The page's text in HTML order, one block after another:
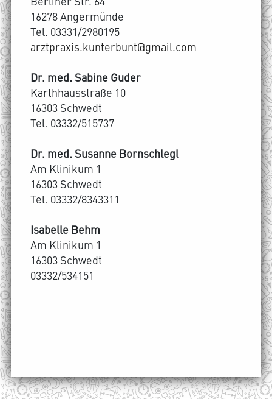
16278 Angermünde
Tel. 03331/2980195
arztpraxis.kunterbunt@gmail.com
Dr. med. Sabine Guder
Karthhausstraße 10
16303 Schwedt
Tel. 03332/515737
Dr. med. Susanne Bornschlegl
Am Klinikum 1
16303 Schwedt
Tel. 03332/8343311
Isabelle Behm
Am Klinikum 1
16303 Schwedt
03332/534151